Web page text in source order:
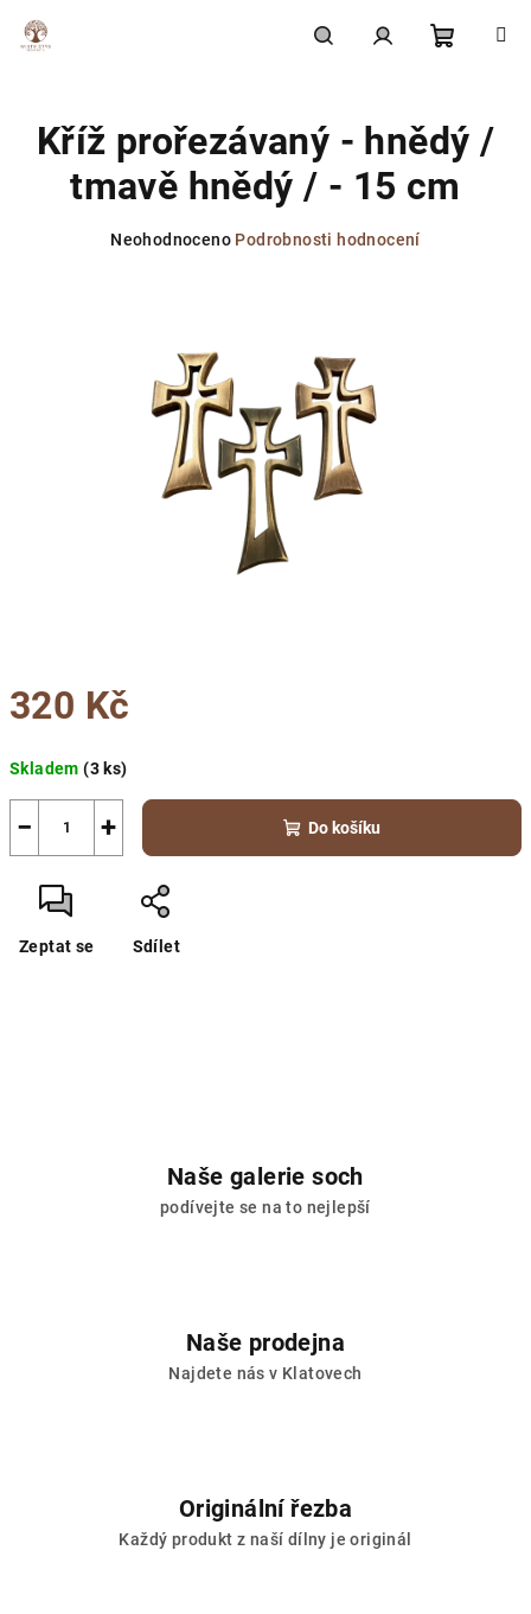
košík
320 Kč
cena:
Skladem(3 ks)
+
− Do košíku
Zeptat se Sdílet
Kříž prořezávaný - hnědý /
tmavě hnědý / - 15 cm
Průměrné
hvězdiček.
Neohodnoceno Podrobnosti hodnocení
Naše galerie soch
podívejte se na to nejlepší
Naše prodejna
Najdete nás v Klatovech
Originální řezba
Každý produkt z naší dílny je originál